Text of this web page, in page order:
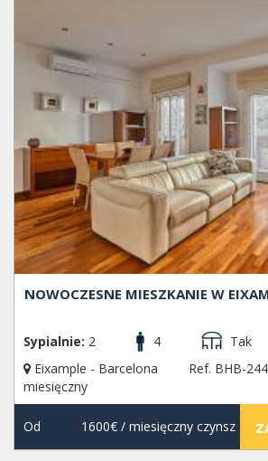
NOWOCZESNE MIESZKANIE W
Sypialnie: 2 4 Tak
Eixample - Barcelona
Ref. BHB-
miesięczny
Od 1600€/ miesięczny czynsz